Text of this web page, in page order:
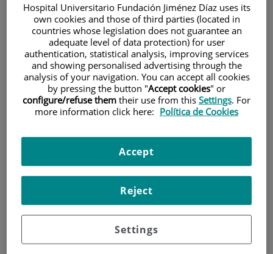
INICIO|ACTIVIDAD CIENTÍFICA
UNCOVER - UNRAVELLING DATA FOR RAPID
EVIDENCE-BASED RESPONSE TO COVID-19 (FINALIZADO)
unCoVer - Unravelling
Data for Rapid Evidence-
Based Response to COVID-
Hospital Universitario Fundación Jiménez Díaz uses its
own cookies and those of third parties (located in
countries whose legislation does not guarantee an
adequate level of data protection) for user
authentication, statistical analysis, improving services
and showing personalised advertising through the
analysis of your navigation. You can accept all cookies
by pressing the button "Accept cookies" or
configure/refuse them their use from this Settings. For
more information click here: Política de Cookies
Settings
Reject
Accept